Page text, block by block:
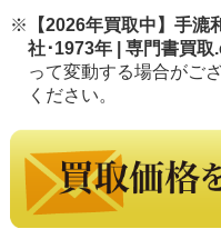
※
【2026年買取中】手漉
社･1973年 | 専門書買取
って変動する場合がご
ください。